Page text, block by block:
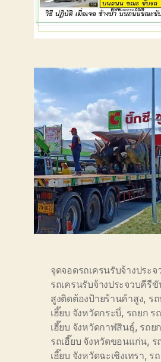
จุดจอดรถเครนรับจ้างประ
รถเครนรับจ้างประจวบคีรี
สูงติดต้องป้ายร้านค้าสูง, ร
เฮี๊ยบ จังหวัดกระบี่, รถยก ร
เฮี๊ยบ จังหวัดกาฬสินธุ์, รถย
รถเฮี๊ยบ จังหวัดขอนแก่น, ร
เฮี๊ยบ จังหวัดฉะเชิงเทรา, ร